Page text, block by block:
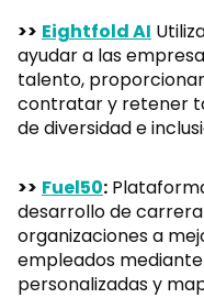
>> Eightfold AI
ayudar a las
talento,
contratar y retener
de diversidad e
>> Fuel50:
desarrollo de
organizaciones a
empleados
personalizadas y